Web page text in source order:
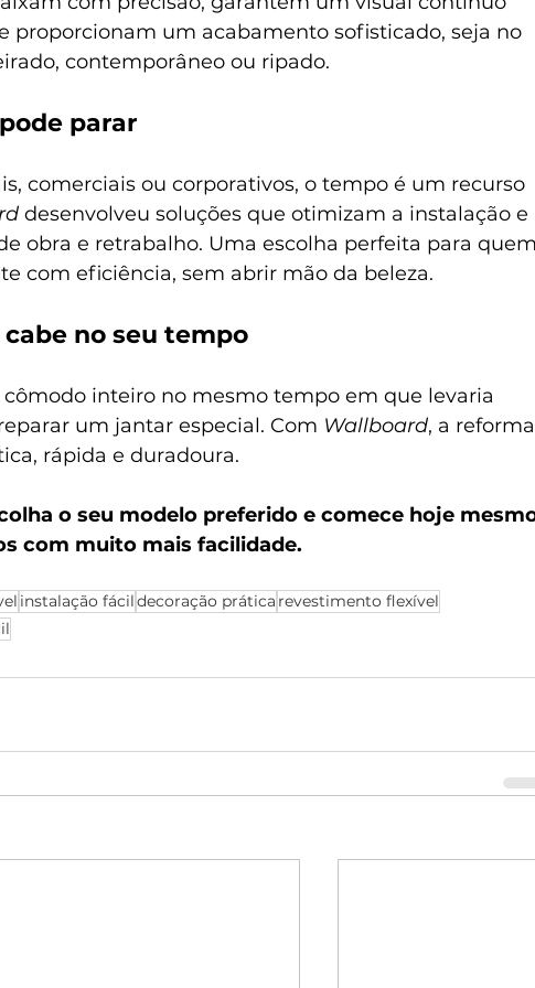
proporcionam um acabamento sofisticado, seja no
contemporâneo ou ripado.
parar
comerciais ou corporativos, o tempo é um recurso
desenvolveu soluções que otimizam a instalação e
obra e retrabalho. Uma escolha perfeita para
com eficiência, sem abrir mão da beleza.
no seu tempo
inteiro no mesmo tempo em que levaria
um jantar especial. Com Wallboard, a
rápida e duradoura.
o seu modelo preferido e comece hoje
com muito mais facilidade.
instalação fácildecoração prática revestimento flexível